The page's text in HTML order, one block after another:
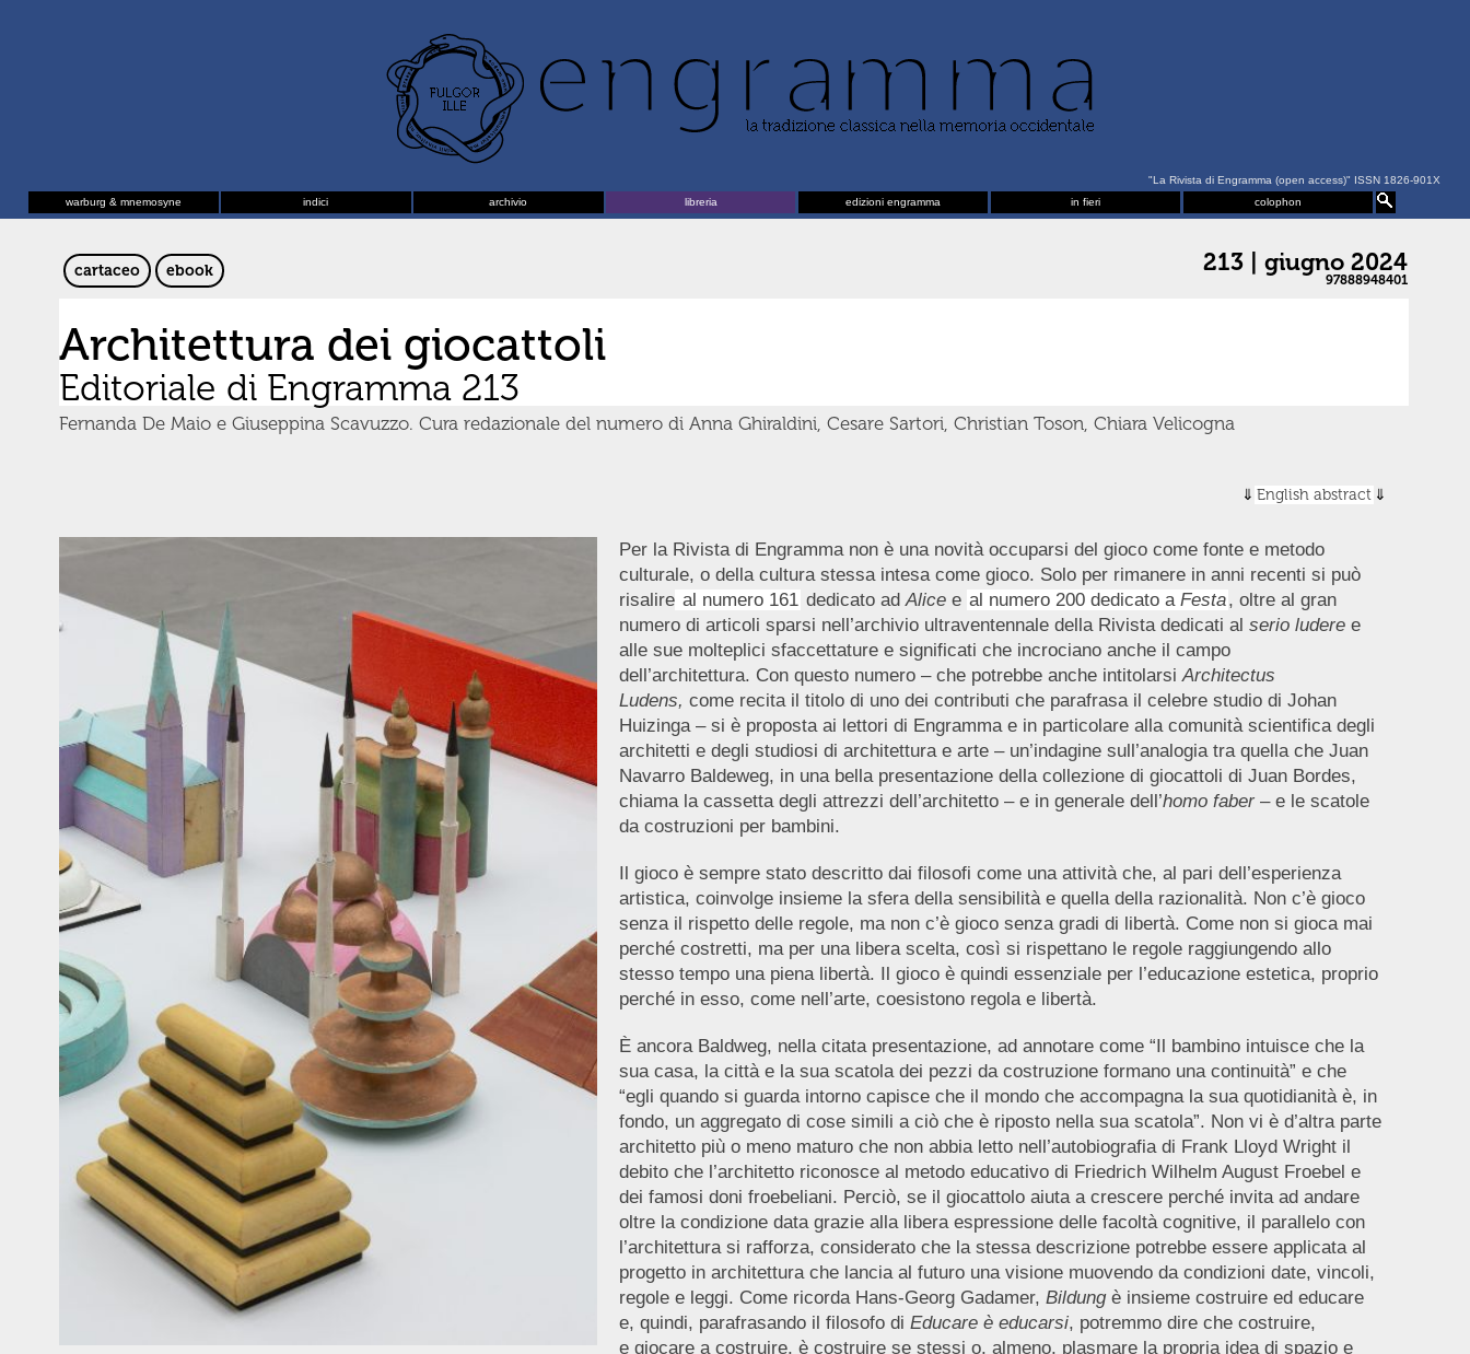
"La Rivista di Engramma (open access)" ISSN 1826-901X
warburg & mnemosyne
indici archivio libreria edizioni engramma in fieri colophon
cartaceo ebook 213 | giugno 2024
97888948401
Architettura dei giocattoli
Editoriale di Engramma 213
Fernanda De Maio e Giuseppina Scavuzzo. Cura redazionale del numero di Anna Ghiraldini, Cesare Sartori, Christian Toson, Chiara Velicogna
English abstract
Per la Rivista di Engramma non è una novità occuparsi del gioco come fonte e metodo
culturale, o della cultura stessa intesa come gioco. Solo per rimanere in anni recenti si può
risalire al numero 161 dedicato adAlicee al numero 200 dedicato a Festa, oltre al gran
numero di articoli sparsi nell’archivio ultraventennale della Rivista dedicati al serio luderee
alle sue molteplici sfaccettature e significati che incrociano anche il campo
dell’architettura. Con questo numero – che potrebbe anche intitolarsiArchitectus
Ludens, come recita il titolo di uno dei contributi che parafrasa il celebre studio di Johan
Huizinga – si è proposta ai lettori di Engramma e in particolare alla comunità scientifica degli
architetti e degli studiosi di architettura e arte – un’indagine sull’analogia tra quella che Juan
Navarro Baldeweg, in una bella presentazione della collezione di giocattoli di Juan Bordes,
chiama la cassetta degli attrezzi dell’architetto – e in generale dell’homo faber– e le scatole
da costruzioni per bambini.
Il gioco è sempre stato descritto dai filosofi come una attività che, al pari dell’esperienza
artistica, coinvolge insieme la sfera della sensibilità e quella della razionalità. Non c’è gioco
senza il rispetto delle regole, ma non c’è gioco senza gradi di libertà. Come non si gioca mai
perché costretti, ma per una libera scelta, così si rispettano le regole raggiungendo allo
stesso tempo una piena libertà. Il gioco è quindi essenziale per l’educazione estetica, proprio
perché in esso, come nell’arte, coesistono regola e libertà.
È ancora Baldweg, nella citata presentazione, ad annotare come “Il bambino intuisce che la
sua casa, la città e la sua scatola dei pezzi da costruzione formano una continuità” e che
“egli quando si guarda intorno capisce che il mondo che accompagna la sua quotidianità è, in
fondo, un aggregato di cose simili a ciò che è riposto nella sua scatola”. Non vi è d’altra parte
architetto più o meno maturo che non abbia letto nell’autobiografia di Frank Lloyd Wright il
debito che l’architetto riconosce al metodo educativo di Friedrich Wilhelm August Froebel e
dei famosi doni froebeliani. Perciò, se il giocattolo aiuta a crescere perché invita ad andare
oltre la condizione data grazie alla libera espressione delle facoltà cognitive, il parallelo con
l’architettura si rafforza, considerato che la stessa descrizione potrebbe essere applicata al
progetto in architettura che lancia al futuro una visione muovendo da condizioni date, vincoli,
regole e leggi. Come ricorda Hans-Georg Gadamer, Bildungè insieme costruire ed educare
e, quindi, parafrasando il filosofo di Educare è educarsi, potremmo dire che costruire,
e giocare a costruire, è costruire se stessi o, almeno, plasmare la propria idea di spazio e